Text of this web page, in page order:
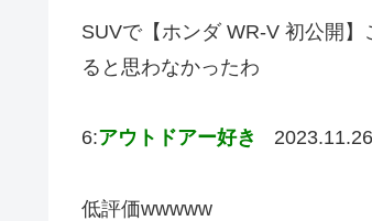
SUVで【ホンダ WR-V 初公開
ると思わなかったわ
6:アウトドアー好き
低評価wwwww